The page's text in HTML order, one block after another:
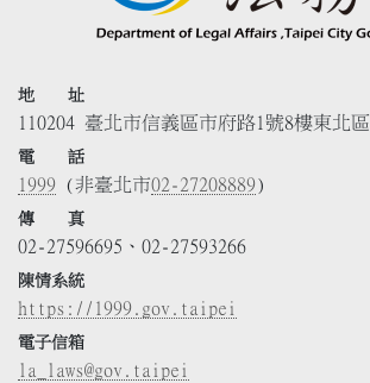
地 址
110204 臺北市信義區市府路1號8樓東北區
電 話
1999 (非臺北市02-27208889)
傳 真
02-27596695、02-27593266
陳情系統
https://1999.gov.taipei
電子信箱
la_laws@gov.taipei